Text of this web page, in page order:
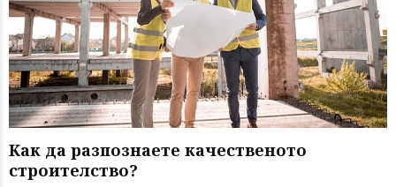
Как да разпознаете качественото
строителство?